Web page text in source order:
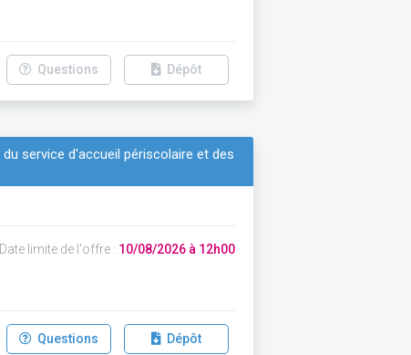
Questions Dépôt
service d'accueil périscolaire et des
Date limite de l'offre : 10/08/2026 à 12h00
Questions Dépôt